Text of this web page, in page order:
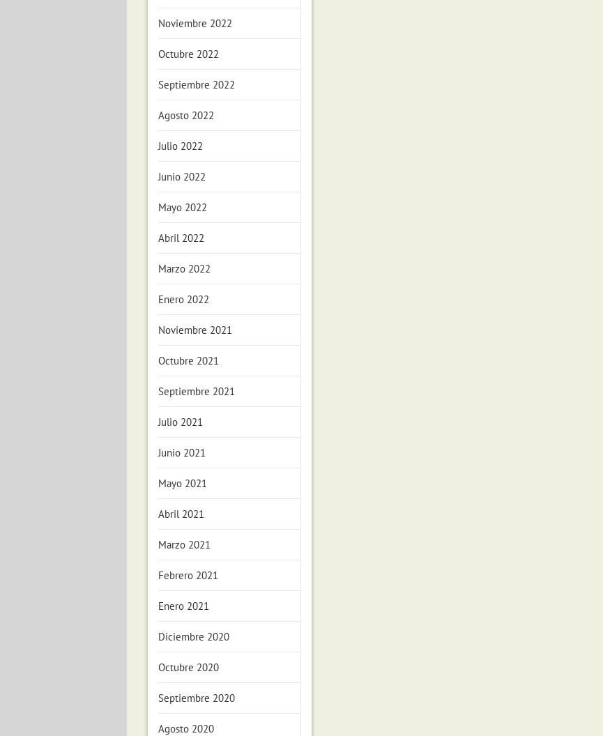
Noviembre 2022
Octubre 2022
Septiembre 2022
Agosto 2022
Julio 2022
Junio 2022
Mayo 2022
Abril 2022
Marzo 2022
Enero 2022
Noviembre 2021
Octubre 2021
Septiembre 2021
Julio 2021
Junio 2021
Mayo 2021
Abril 2021
Marzo 2021
Febrero 2021
Enero 2021
Diciembre 2020
Octubre 2020
Septiembre 2020
Agosto 2020